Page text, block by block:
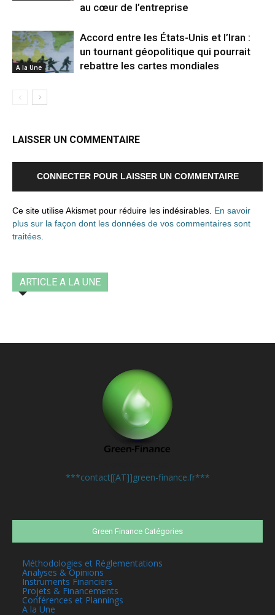
au cœur de l’entreprise
A la Une
Accord entre les États-Unis et l’Iran :
un tournant géopolitique qui pourrait
rebattre les cartes mondiales
LAISSER UN COMMENTAIRE
CONNECTER POUR LAISSER UN COMMENTAIRE
Ce site utilise Akismet pour réduire les indésirables. En savoir
plus sur la façon dont les données de vos commentaires sont
traitées
ARTICLE A LA UNE
***contact[[AT]]green-finance.fr***
Green Finance Catégories
Méthodologies et Réglementations
Analyses & Opinions
Instruments Financiers
Projets & Financements
Conférences et Plannings
A la Une